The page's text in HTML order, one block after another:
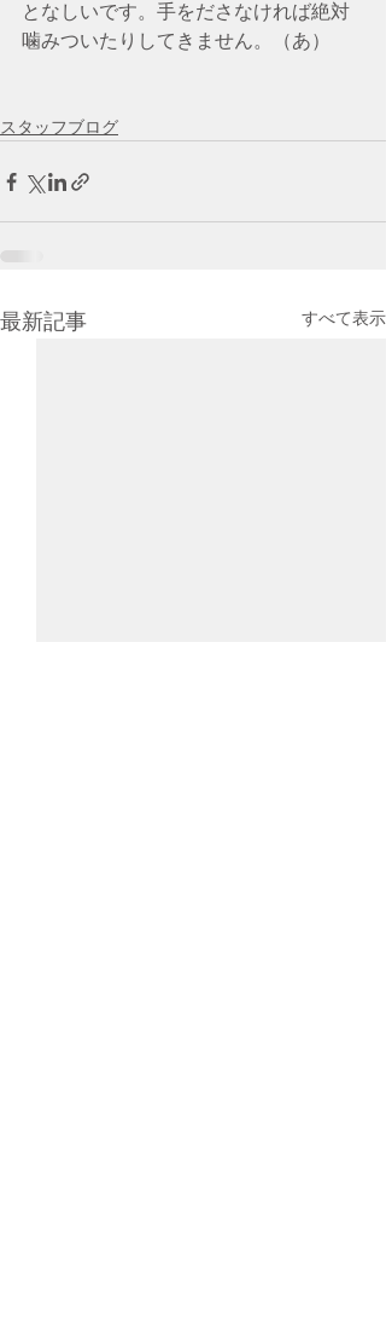
となしいです。手をださなければ絶対
噛みついたりしてきません。（あ）
スタッフブログ
最新記事 すべて表示